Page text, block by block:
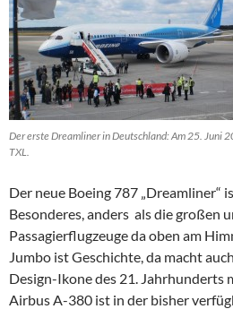
Der erste Dreamliner in Deutschland: Am 25. Juni
TXL.
Der neue Boeing 787 „Dreamliner“
Besonderes, anders als die großen
Passagierflugzeuge da oben am
Jumbo ist Geschichte, da macht
Design-Ikone des 21. Jahrhunderts
Airbus A-380 ist in der bisher